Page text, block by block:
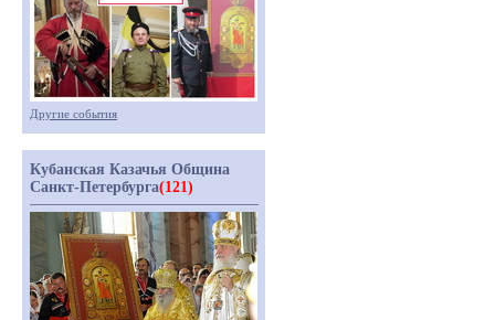
Другие события
Кубанская Казачья Община
Санкт-Петербурга(121)